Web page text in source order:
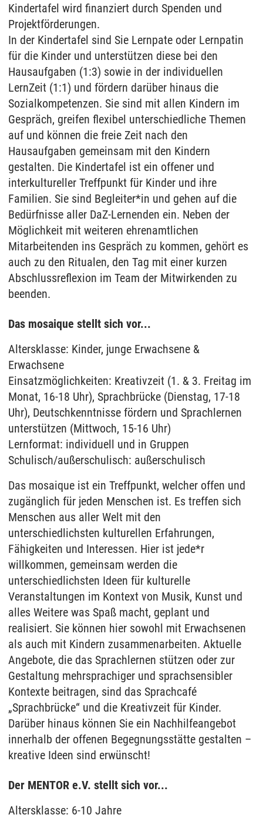
Kindertafel wird finanziert durch Spenden und
Projektförderungen.
In der Kindertafel sind Sie Lernpate oder Lernpatin
für die Kinder und unterstützen diese bei den
Hausaufgaben (1:3) sowie in der individuellen
LernZeit (1:1) und fördern darüber hinaus die
Sozialkompetenzen. Sie sind mit allen Kindern im
Gespräch, greifen flexibel unterschiedliche Themen
auf und können die freie Zeit nach den
Hausaufgaben gemeinsam mit den Kindern
gestalten. Die Kindertafel ist ein offener und
interkultureller Treffpunkt für Kinder und ihre
Familien. Sie sind Begleiter*in und gehen auf die
Bedürfnisse aller DaZ-Lernenden ein. Neben der
Möglichkeit mit weiteren ehrenamtlichen
Mitarbeitenden ins Gespräch zu kommen, gehört es
auch zu den Ritualen, den Tag mit einer kurzen
Abschlussreflexion im Team der Mitwirkenden zu
beenden.
Das mosaique stellt sich vor...
Altersklasse: Kinder, junge Erwachsene &
Erwachsene
Einsatzmöglichkeiten: Kreativzeit (1. & 3. Freitag im
Monat, 16-18 Uhr), Sprachbrücke (Dienstag, 17-18
Uhr), Deutschkenntnisse fördern und Sprachlernen
unterstützen (Mittwoch, 15-16 Uhr)
Lernformat: individuell und in Gruppen
Schulisch/außerschulisch: außerschulisch
Das mosaique ist ein Treffpunkt, welcher offen und
zugänglich für jeden Menschen ist. Es treffen sich
Menschen aus aller Welt mit den
unterschiedlichsten kulturellen Erfahrungen,
Fähigkeiten und Interessen. Hier ist jede*r
willkommen, gemeinsam werden die
unterschiedlichsten Ideen für kulturelle
Veranstaltungen im Kontext von Musik, Kunst und
alles Weitere was Spaß macht, geplant und
realisiert. Sie können hier sowohl mit Erwachsenen
als auch mit Kindern zusammenarbeiten. Aktuelle
Angebote, die das Sprachlernen stützen oder zur
Gestaltung mehrsprachiger und sprachsensibler
Kontexte beitragen, sind das Sprachcafé
„Sprachbrücke“ und die Kreativzeit für Kinder.
Darüber hinaus können Sie ein Nachhilfeangebot
innerhalb der offenen Begegnungsstätte gestalten –
kreative Ideen sind erwünscht!
Der MENTOR e.V. stellt sich vor...
Altersklasse: 6-10 Jahre